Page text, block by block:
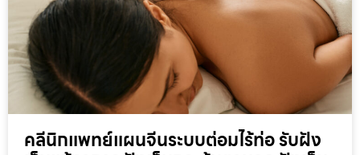
คลีนิกแพทย์แผนจีนระบบต่อมไร้ท่อ รับฝัง